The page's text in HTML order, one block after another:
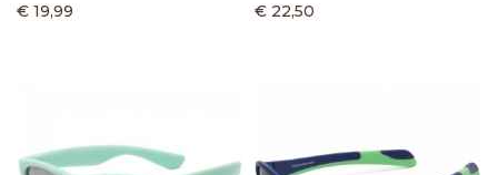
€ 19,99 € 22,50